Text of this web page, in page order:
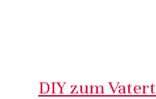
DIY zum